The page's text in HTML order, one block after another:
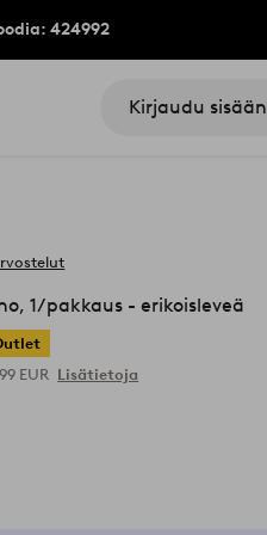
424992
Kirjaudu sisään
1/pakkaus - erikoisleveä
EUR Lisätietoja